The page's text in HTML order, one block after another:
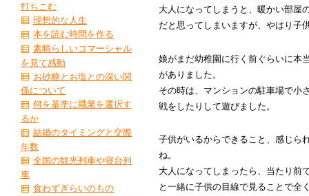
大人になってしまうと、暖かい部屋
だと思ってしまいますが、やはり子
娘がまだ幼稚園に行く前ぐらいに本
がありました。
その時は、マンションの駐車場で小
戦をしたりして遊びました。
子供がいるからできること、感じら
ね。
大人になってしまったら、当たり前
と一緒に子供の目線で見ることで全
打ちこむ
理想的な人生
本を読む時間を作る
素晴らしいコマーシャル
を見て感動
お砂糖とお塩との深い関
係について
何を基準に職業を選択す
るか
結婚のタイミングと交際
年数
全国の観光列車や寝台列
車
食わずぎらいのもの